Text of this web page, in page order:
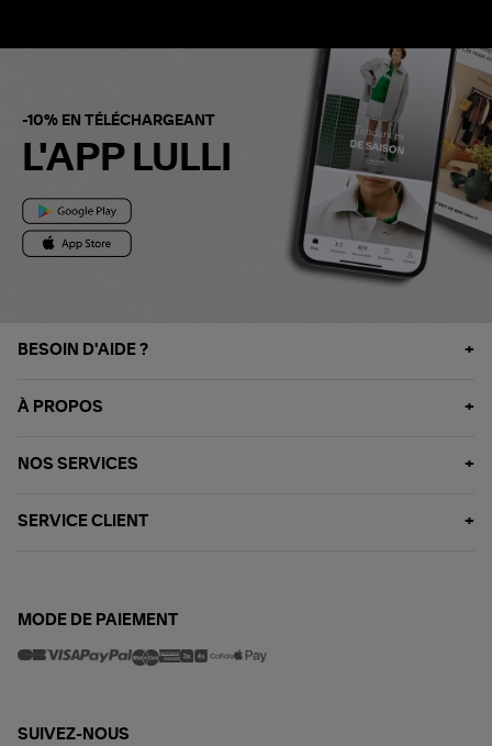
-10% EN TÉLÉCHARGEANT
L'APP LULLI
BESOIN D'AIDE ?
À PROPOS
NOS SERVICES
SERVICE CLIENT
MODE DE PAIEMENT
SUIVEZ-NOUS